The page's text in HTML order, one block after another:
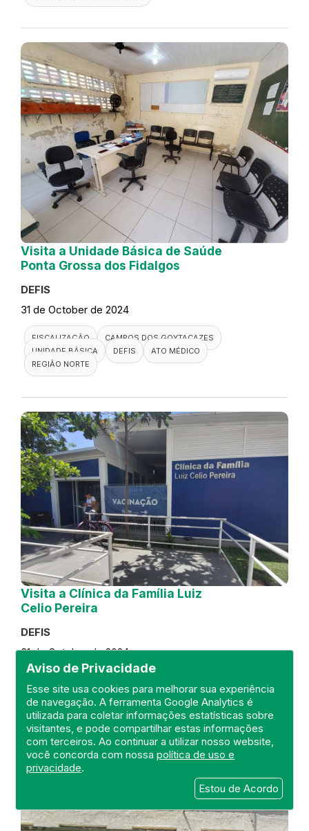
Aviso de Privacidade
Esse site usa cookies para melhorar sua experiência
de navegação. A ferramenta Google Analytics é
utilizada para coletar informações estatísticas sobre
visitantes, e pode compartilhar estas informações
com terceiros. Ao continuar a utilizar nosso website,
você concorda com nossapolítica de uso e
privacidade.
Estou de Acordo
Visita a Unidade Básica de Saúde
Ponta Grossa dos Fidalgos
DEFIS
31 de October de 2024
FISCALIZAÇÃO
CAMPOS DOS GOYTACAZES
UNIDADE BÁSICA
DEFIS
ATO MÉDICO
REGIÃO NORTE
Visita a Clínica da Família Luiz
Celio Pereira
DEFIS
31 de October de 2024
REGIÃO METROPOLITANA
DEFIS
ATO MÉDICO
CLÍNICA DA FAMÍLIA